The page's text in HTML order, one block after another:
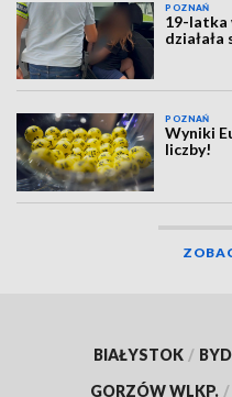
POZNAŃ
19-latka
działała
POZNAŃ
Wyniki
liczby!
BIAŁYSTOK /
GORZÓW WLKP. /